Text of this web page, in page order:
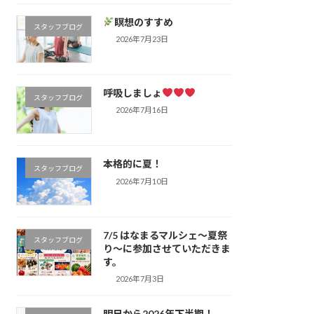
スタッフブログ 瞑想のすすめ
2026年7月23日
スタッフブログ 呼吸しましょ
2026年7月16日
スタッフブログ 本格的に夏！
2026年7月10日
スタッフブログ
7/5 はなまるマルシェ～夏祭
り～に参加させていただきま
す。
2026年7月3日